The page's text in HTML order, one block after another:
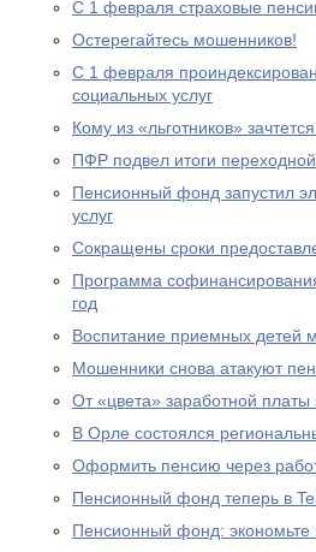
С 1 февраля страховые
Остерегайтесь мошенников!
С 1 февраля
социальных услуг
Кому из «льготников»
ПФР подвел итоги
Пенсионный фонд запустил
услуг
Сокращены сроки
Программа
год
Воспитание приемных детей
Мошенники снова атакуют
От «цвета» заработной
В Орле состоялся
Оформить пенсию через
Пенсионный фонд теперь в
Пенсионный фонд: